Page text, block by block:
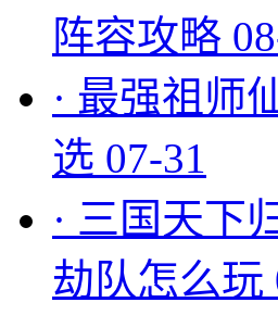
阵容攻略
· 最强祖师
选 07-31
· 三国天下
劫队怎么玩